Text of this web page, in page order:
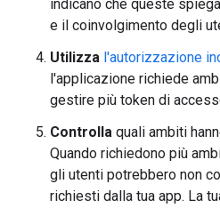
indicano che queste
e il coinvolgimento degli
Utilizza l'autorizzazione
l'applicazione richiede
gestire più token di
Controlla quali ambiti
Quando richiedono più
gli utenti potrebbero non
richiesti dalla tua app. La